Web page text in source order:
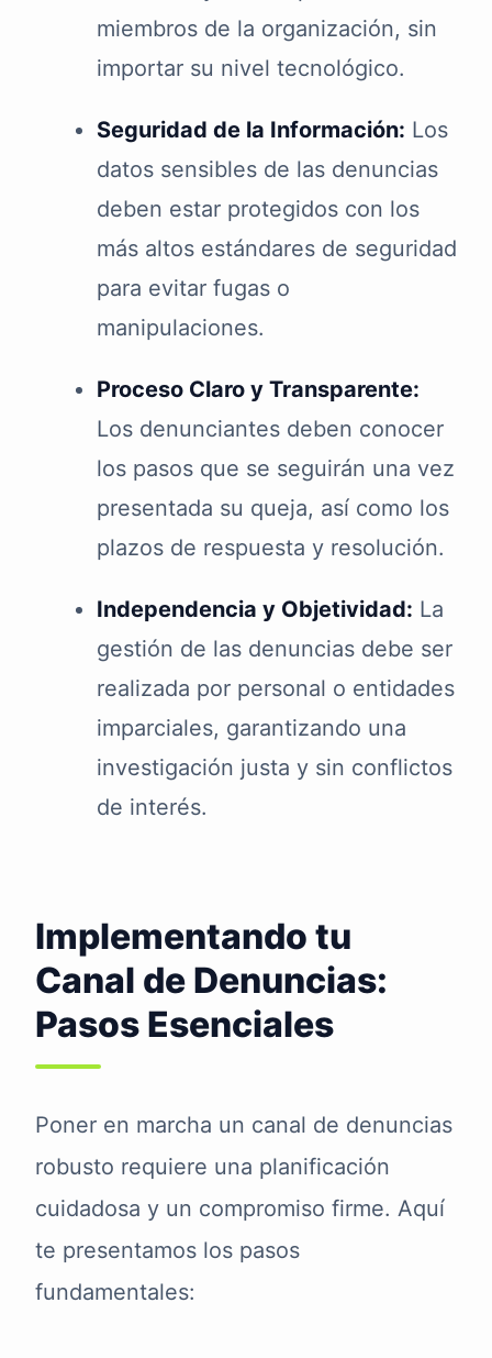
miembros de la organización, sin
importar su nivel tecnológico.
Seguridad de la Información: Los
datos sensibles de las denuncias
deben estar protegidos con los
más altos estándares de seguridad
para evitar fugas o
manipulaciones.
Proceso Claro y Transparente:
Los denunciantes deben conocer
los pasos que se seguirán una vez
presentada su queja, así como los
plazos de respuesta y resolución.
Independencia y Objetividad: La
gestión de las denuncias debe ser
realizada por personal o entidades
imparciales, garantizando una
investigación justa y sin conflictos
de interés.
Implementando tu
Canal de Denuncias:
Pasos Esenciales
Poner en marcha un canal de denuncias
robusto requiere una planificación
cuidadosa y un compromiso firme. Aquí
te presentamos los pasos
fundamentales: